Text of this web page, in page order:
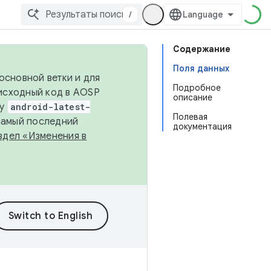
/
Содержание
Поля данных
Подробное
описание
Полевая
документация
ветки и для
код в AOSP
android-latest-
последний
«Изменения в